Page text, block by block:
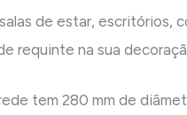
de estar, escritórios,
requinte na sua
tem 280 mm de